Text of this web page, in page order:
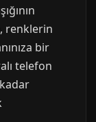
renklerin
bir
telefon